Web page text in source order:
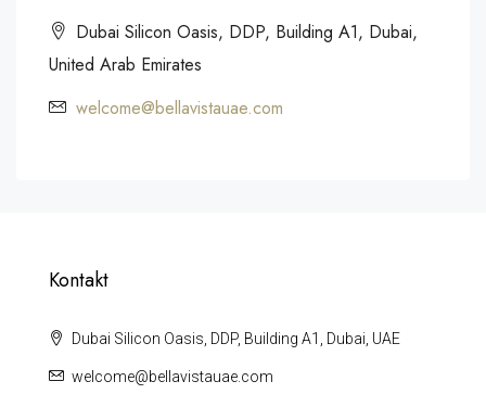
Dubai Silicon Oasis, DDP, Building A1, Dubai,
United Arab Emirates
welcome@bellavistauae.com
Kontakt
Dubai Silicon Oasis, DDP, Building A1, Dubai, UAE
welcome@bellavistauae.com